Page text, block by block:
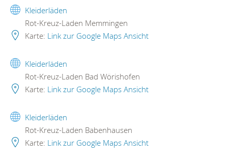
Kleiderläden
Rot-Kreuz-Laden Memmingen
Karte: Link zur Google Maps Ansicht
Kleiderläden
Rot-Kreuz-Laden Bad Wörishofen
Karte: Link zur Google Maps Ansicht
Kleiderläden
Rot-Kreuz-Laden Babenhausen
Karte: Link zur Google Maps Ansicht